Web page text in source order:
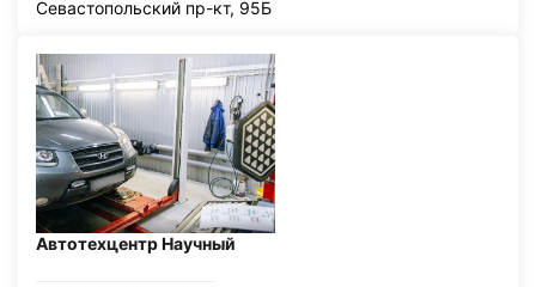
Севастопольский пр-кт, 95Б
Автотехцентр Научный